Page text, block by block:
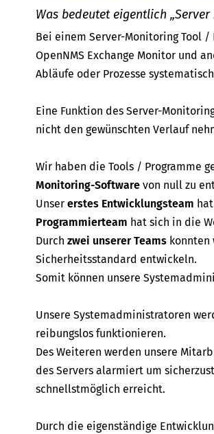
Was bedeutet eigentlich
Bei einem Server-Monitoring Tool /
OpenNMS Exchange Monitor und
Abläufe oder Prozesse
Eine Funktion des Server-
nicht den gewünschten Verlauf
Wir haben die Tools / Programme
Monitoring-Software von null zu
Unser erstes Entwicklungsteam
Programmierteam hat sich in die
Durch zwei unserer Teams konnten
Sicherheitsstandard entwickeln.
Somit können unsere
Unsere Systemadministratoren
reibungslos funktionieren.
Des Weiteren werden unsere
des Servers alarmiert um
schnellstmöglich erreicht.
Durch die eigenständige